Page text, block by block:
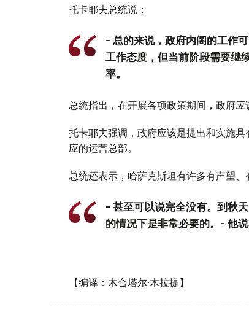
托卡耶夫总统说：
- 总的来说，政府内阁的工作
工作态度，但当前阶段需要继
率。
总统指出，在开展各项政策期间，政府应
托卡耶夫强调，政府应该是提出和实施
应的运营总部。
总统还表示，哈萨克斯坦有许多有声望
- 甚至可以说完全没有。到秋
的情况下是非常必要的。- 他说
【编译：木合塔尔·木拉提】